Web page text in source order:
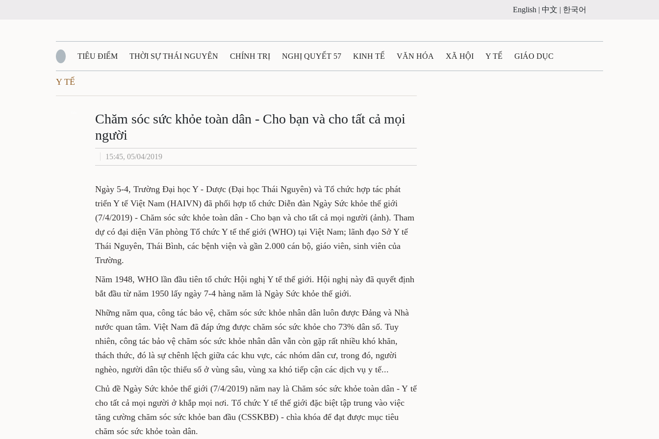
English | 中文 | 한국어
TIÊU ĐIỂM THỜI SỰ THÁI NGUYÊN CHÍNH TRỊ NGHỊ QUYẾT 57 KINH TẾ VĂN HÓA XÃ HỘI Y TẾ GIÁO DỤC
QUỐC PHÒNG - AN NINH
QUÊ HƯƠNG - ĐẤT NƯỚC QUỐC TẾ TÀI NGUYÊN - MÔI TRƯỜNG THỂ THAO THÔNG TIN - QUẢNG CÁO
VĂN BẢN, CHÍNH SÁCH MỚI
Y TẾ
Chăm sóc sức khỏe toàn dân - Cho bạn và cho
tất cả mọi người
15:45, 05/04/2019
Ngày 5-4, Trường Đại học Y - Dược (Đại học Thái Nguyên) và Tổ chức hợp
tác phát triển Y tế Việt Nam (HAIVN) đã phối hợp tổ chức Diễn đàn Ngày
Sức khỏe thế giới (7/4/2019) - Chăm sóc sức khỏe toàn dân - Cho bạn và
cho tất cả mọi người (ảnh). Tham dự có đại diện Văn phòng Tổ chức Y tế
thế giới (WHO) tại Việt Nam; lãnh đạo Sở Y tế Thái Nguyên, Thái Bình, các
bệnh viện và gần 2.000 cán bộ, giáo viên, sinh viên của Trường.
Năm 1948, WHO lần đầu tiên tổ chức Hội nghị Y tế thế giới. Hội nghị này
đã quyết định bắt đầu từ năm 1950 lấy ngày 7-4 hàng năm là Ngày Sức
khỏe thế giới.
Những năm qua, công tác bảo vệ, chăm sóc sức khỏe nhân dân luôn được
Đảng và Nhà nước quan tâm. Việt Nam đã đáp ứng được chăm sóc sức
khỏe cho 73% dân số. Tuy nhiên, công tác bảo vệ chăm sóc sức khỏe nhân
dân vẫn còn gặp rất nhiều khó khăn, thách thức, đó là sự chênh lệch giữa
các khu vực, các nhóm dân cư, trong đó, người nghèo, người dân tộc
thiểu số ở vùng sâu, vùng xa khó tiếp cận các dịch vụ y tế...
Chủ đề Ngày Sức khỏe thế giới (7/4/2019) năm nay là Chăm sóc sức khỏe
toàn dân - Y tế cho tất cả mọi người ở khắp mọi nơi. Tổ chức Y tế thế giới